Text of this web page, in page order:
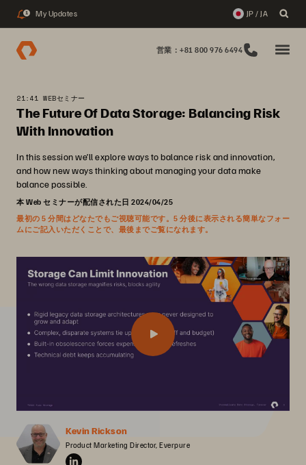
1 My Updates JP / JA
営業：+81 800 976 6494
21:41 WEBセミナー
The Future Of Data Storage: Balancing Risk
With Innovation
In this session we’ll explore ways to balance risk and innovation,
and how new ways thinking about managing your data make
balance possible.
本 Web セミナーが配信された日 2024/04/25
最初の 5 分間はどなたでもご視聴可能です。5 分後に表示される簡単なフォー
ムにご記入いただくことで、最後までご覧になれます。
Kevin Rickson
Product Marketing Director, Everpure